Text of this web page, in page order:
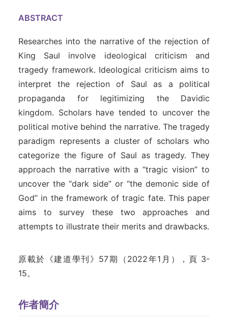
ABSTRACT
Researches into the narrative of the rejection of
King Saul involve ideological criticism and
tragedy framework. Ideological criticism aims to
interpret the rejection of Saul as a political
propaganda for legitimizing the Davidic
kingdom. Scholars have tended to uncover the
political motive behind the narrative. The tragedy
paradigm represents a cluster of scholars who
categorize the figure of Saul as tragedy. They
approach the narrative with a “tragic vision” to
uncover the “dark side” or “the demonic side of
God” in the framework of tragic fate. This paper
aims to survey these two approaches and
attempts to illustrate their merits and drawbacks.
原載於《建道學刊》57期（2022年1月），頁 3-
15。
作者簡介